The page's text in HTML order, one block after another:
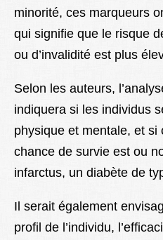
minorité, ces marqueurs
qui signifie que le risque
ou d’invalidité est plus
Selon les auteurs,
indiquera si les individus
physique et mentale, et si
chance de survie est ou
infarctus, un diabète de
Il serait également
profil de l’individu,